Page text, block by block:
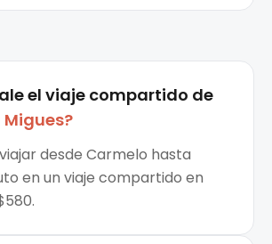
el viaje compartido de
Migues?
desde Carmelo hasta
en un viaje compartido en